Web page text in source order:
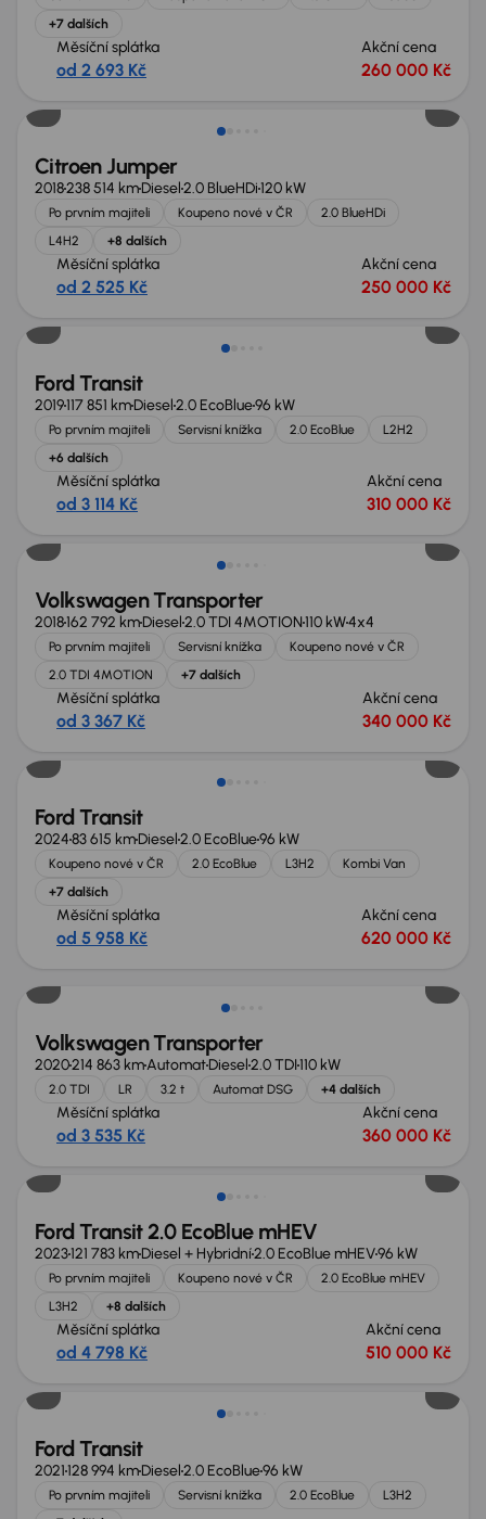
+7 dalších
Měsíční splátka
od 2 693 Kč
Akční cena
260 000 Kč
Možnost odpočtu DPH
Citroen Jumper
2018238 514 kmDiesel2.0 BlueHDi120 kW
Po prvním majiteli Koupeno nové v ČR
2.0 BlueHDi
L4H2
+8 dalších
Měsíční splátka
od 2 525 Kč
Akční cena
250 000 Kč
Možnost odpočtu DPH
Ford Transit
2019117 851 kmDiesel2.0 EcoBlue96 kW
Po prvním majiteli Servisní knížka 2.0 EcoBlue
L2H2
+6 dalších
Měsíční splátka
od 3 114 Kč
Akční cena
310 000 Kč
Možnost odpočtu DPH
Volkswagen Transporter
2018162 792 kmDiesel2.0 TDI 4MOTION110 kW4x4
Po prvním majiteli Servisní knížka
Koupeno nové v ČR
2.0 TDI 4MOTION
+7 dalších
Měsíční splátka
od 3 367 Kč
Akční cena
340 000 Kč
Možnost odpočtu DPH
Ford Transit
202483 615 kmDiesel2.0 EcoBlue96 kW
Koupeno nové v ČR 2.0 EcoBlue L3H2
Kombi Van
+7 dalších
Měsíční splátka
od 5 958 Kč
Akční cena
620 000 Kč
Volkswagen Transporter
2020214 863 kmAutomatDiesel2.0 TDI110 kW
2.0 TDI LR 3.2 t Automat DSG +4 dalších
Měsíční splátka
od 3 535 Kč
Akční cena
360 000 Kč
Možnost odpočtu DPH
Ford Transit 2.0 EcoBlue mHEV
2023121 783 kmDiesel + Hybridní2.0 EcoBlue mHEV96 kW
Po prvním majiteli Koupeno nové v ČR
2.0 EcoBlue mHEV
L3H2
+8 dalších
Měsíční splátka
od 4 798 Kč
Akční cena
510 000 Kč
Nově v nabídce
Ford Transit
2021128 994 kmDiesel2.0 EcoBlue96 kW
Po prvním majiteli Servisní knížka 2.0 EcoBlue
L3H2